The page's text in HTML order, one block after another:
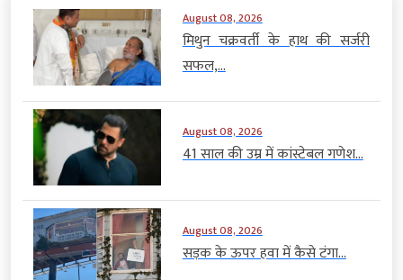
August 08, 2026
मिथुन चक्रवर्ती के हाथ की सर्जरी
सफल,...
August 08, 2026
41 साल की उम्र में कांस्टेबल गणेश...
August 08, 2026
सड़क के ऊपर हवा में कैसे टंगा...